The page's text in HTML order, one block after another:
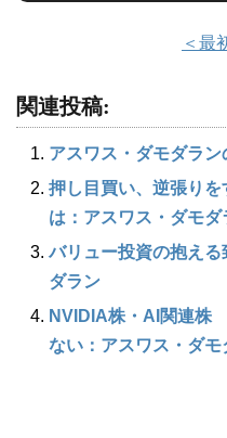
＜最
関連投稿:
アスワス・ダモダラ
押し目買い、逆張り
は：アスワス・ダモダ
バリュー投資の抱え
ダラン
NVIDIA株・AI関連株
ない：アスワス・ダモ